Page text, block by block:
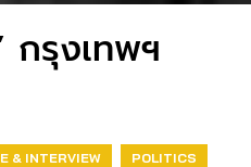
กรุงเทพฯ
& INTERVIEW POLITICS